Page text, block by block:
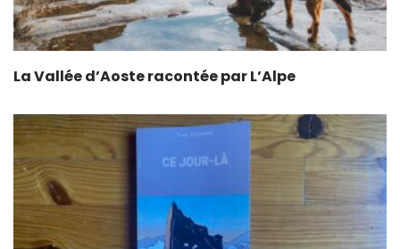
La Vallée d’Aoste racontée par L’Alpe